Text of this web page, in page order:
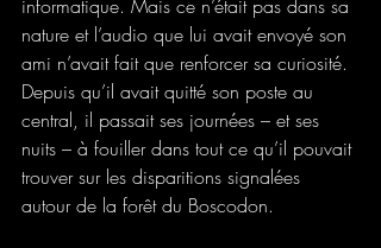
informatique. Mais ce n’était pas dans sa
nature et l’audio que lui avait envoyé son
ami n’avait fait que renforcer sa curiosité.
Depuis qu’il avait quitté son poste au
central, il passait ses journées – et ses
nuits – à fouiller dans tout ce qu’il pouvait
trouver sur les disparitions signalées
autour de la forêt du Boscodon.